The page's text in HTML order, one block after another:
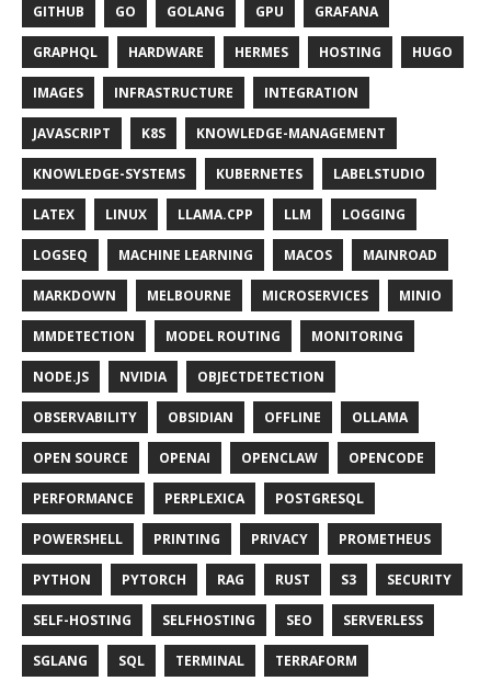
GITHUB GO GOLANG GPU GRAFANA
GRAPHQL HARDWARE HERMES HOSTING HUGO
IMAGES INFRASTRUCTURE INTEGRATION
JAVASCRIPT K8S KNOWLEDGE-MANAGEMENT
KNOWLEDGE-SYSTEMS KUBERNETES LABELSTUDIO
LATEX LINUX LLAMA.CPP LLM LOGGING
LOGSEQ MACHINE LEARNING MACOS MAINROAD
MARKDOWN MELBOURNE MICROSERVICES MINIO
MMDETECTION MODEL ROUTING MONITORING
NODE.JS NVIDIA OBJECTDETECTION
OBSERVABILITY OBSIDIAN OFFLINE OLLAMA
OPEN SOURCE OPENAI OPENCLAW OPENCODE
PERFORMANCE PERPLEXICA POSTGRESQL
POWERSHELL PRINTING PRIVACY PROMETHEUS
PYTHON PYTORCH RAG RUST S3 SECURITY
SELF-HOSTING SELFHOSTING SEO SERVERLESS
SGLANG SQL TERMINAL TERRAFORM